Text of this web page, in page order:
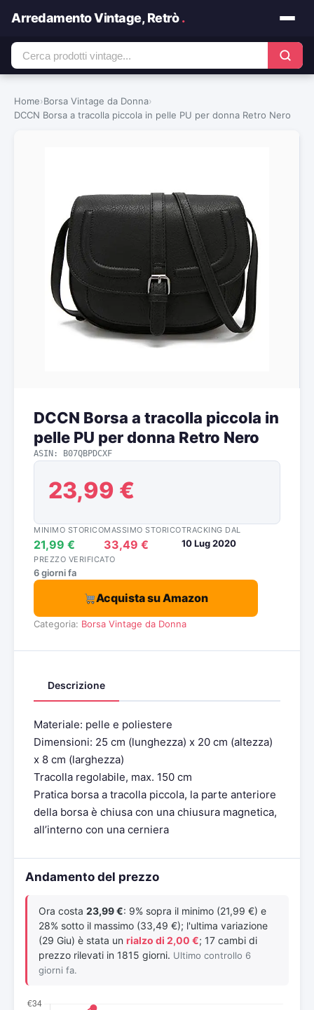
Arredamento Vintage, Retrò.
Home›Borsa Vintage da Donna›
DCCN Borsa a tracolla piccola in pelle PU per donna Retro Nero
DCCN Borsa a tracolla piccola in
pelle PU per donna Retro Nero
ASIN: B07QBPDCXF
23,99 €
MINIMO STORICO
21,99 €
MASSIMO STORICO
33,49 €
TRACKING DAL
10 Lug 2020
PREZZO VERIFICATO
6 giorni fa
Acquista su Amazon
Categoria: Borsa Vintage da Donna
Descrizione
Materiale: pelle e poliestere
Dimensioni: 25 cm (lunghezza) x 20 cm (altezza)
x 8 cm (larghezza)
Tracolla regolabile, max. 150 cm
Pratica borsa a tracolla piccola, la parte anteriore
della borsa è chiusa con una chiusura magnetica,
all’interno con una cerniera
Andamento del prezzo
Ora costa 23,99 €: 9% sopra il minimo (21,99 €) e
28% sotto il massimo (33,49 €); l'ultima variazione
(29 Giu) è stata un rialzo di 2,00 €; 17 cambi di
prezzo rilevati in 1815 giorni. Ultimo controllo 6
giorni fa.